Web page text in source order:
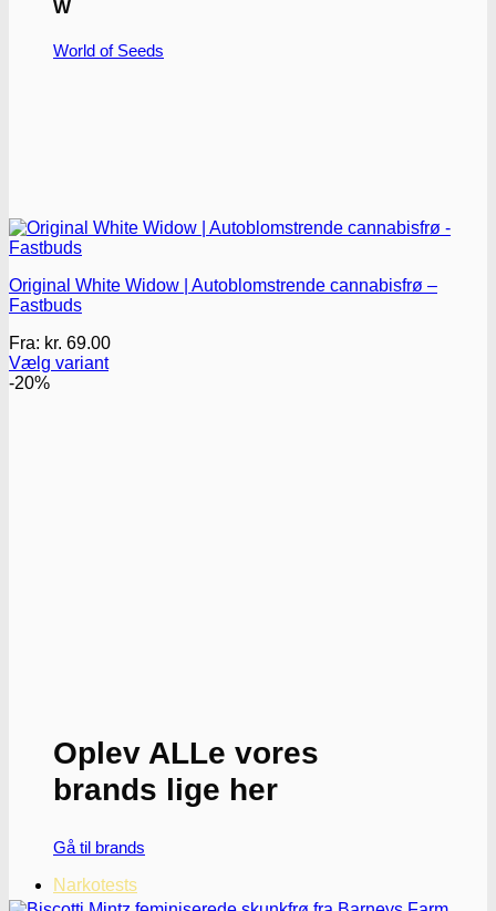
W
World of Seeds
Oplev ALLe vores
brands lige her
Gå til brands
Narkotests
Original White Widow | Autoblomstrende cannabisfrø –
Fastbuds
Fra: kr. 69.00
Vælg variant
Dette
-20%